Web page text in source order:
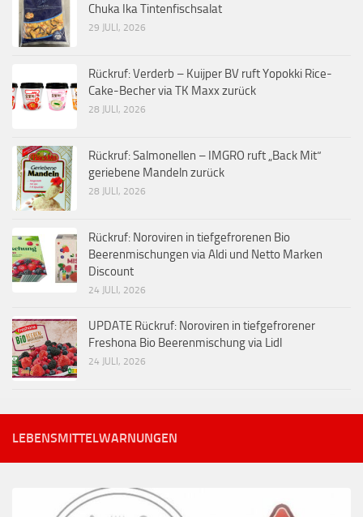
Chuka Ika Tintenfischsalat
29 JULI, 2026
Rückruf: Verderb – Kuijper BV ruft Yopokki Rice-
Cake-Becher via TK Maxx zurück
28 JULI, 2026
Rückruf: Salmonellen – IMGRO ruft „Back Mit“
geriebene Mandeln zurück
28 JULI, 2026
Rückruf: Noroviren in tiefgefrorenen Bio
Beerenmischungen via Aldi und Netto Marken
Discount
24 JULI, 2026
UPDATE Rückruf: Noroviren in tiefgefrorener
Freshona Bio Beerenmischung via Lidl
24 JULI, 2026
LEBENSMITTELWARNUNGEN